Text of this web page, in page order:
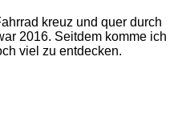
kreuz und quer durch
2016. Seitdem komme ich
viel zu entdecken.